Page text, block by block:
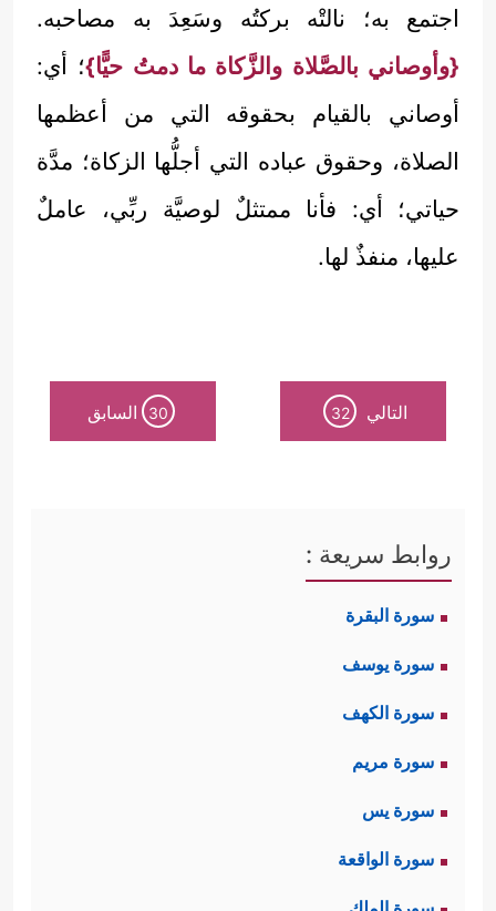
اجتمع به؛ نالتْه بركتُه وسَعِدَ به مصاحبه.
{وأوصاني بالصَّلاة والزَّكاة ما دمتُ حيًّا}؛ أي:
أوصاني بالقيام بحقوقه التي من أعظمها
الصلاة، وحقوق عباده التي أجلُّها الزكاة؛ مدَّة
حياتي؛ أي: فأنا ممتثلٌ لوصيَّة ربِّي، عاملٌ
عليها، منفذٌ لها.
التالي 32
30 السابق
روابط سريعة :
سورة البقرة
سورة يوسف
سورة الكهف
سورة مريم
سورة يس
سورة الواقعة